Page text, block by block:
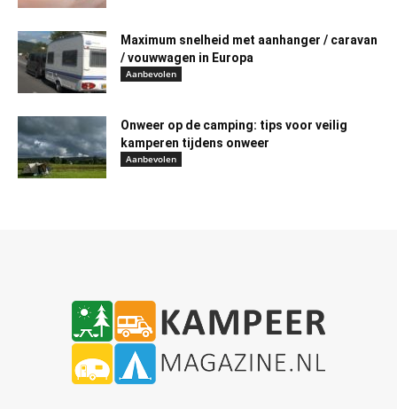
Maximum snelheid met aanhanger / caravan
/ vouwwagen in Europa
Aanbevolen
Onweer op de camping: tips voor veilig
kamperen tijdens onweer
Aanbevolen